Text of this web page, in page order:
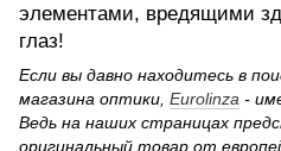
элементами, вредящими
глаз!
Если вы давно находитесь в
магазина оптики, Eurolinza -
Ведь на наших страницах
оригинальный товар от